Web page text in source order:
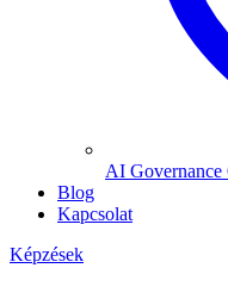
AI Governance
Blog
Kapcsolat
Képzések